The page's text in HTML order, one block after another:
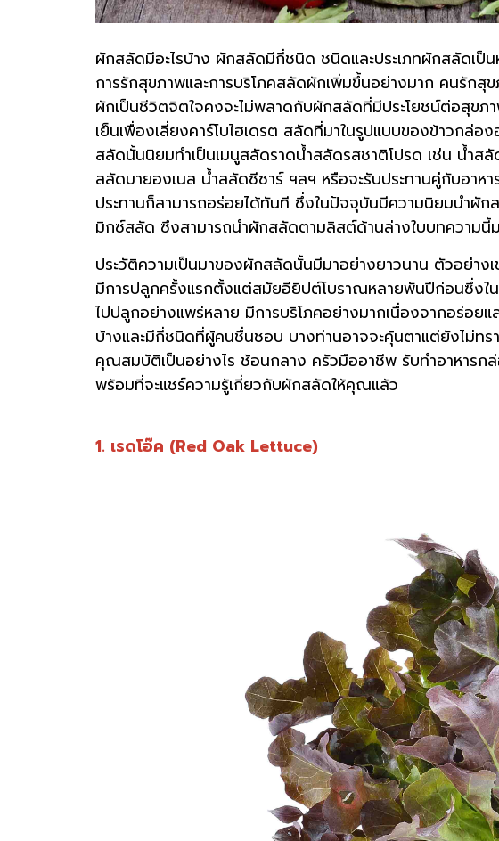
ผักสลัดมีอะไรบ้าง ผักสลัดมีกี่ชนิด ชนิดและประเภทผักสลัดเป็
การรักสุขภาพและการบริโภคสลัดผักเพิ่มขึ้นอย่างมาก คนรักสุ
ผักเป็นชีวิตจิตใจคงจะไม่พลาดกับผักสลัดที่มีประโยชน์ต่อสุขภ
เย็นเพื่องเลี่ยงคาร์โบไฮเดรต สลัดที่มาในรูปแบบของข้าวกล่
สลัดนั้นนิยมทำเป็นเมนูสลัดราดน้ำสลัดรสชาติโปรด เช่น น้ำ
สลัดมายองเนส น้ำสลัดซีซาร์ ฯลฯ หรือจะรับประทานคู่กับอา
ประทานก็สามารถอร่อยได้ทันที ซึ่งในปัจจุบันมีความนิยมนำผัก
มิกซ์สลัด ซึงสามารถนำผักสลัดตามลิสต์ด้านล่างใบบทความนี้
ประวัติความเป็นมาของผักสลัดนั้นมีมาอย่างยาวนาน ตัวอย่า
มีการปลูกครั้งแรกตั้งแต่สมัยอียิปต์โบราณหลายพันปีก่อนซึ่งใน
ไปปลูกอย่างแพร่หลาย มีการบริโภคอย่างมากเนื่องจากอร่อ
บ้างและมีกี่ชนิดที่ผู้คนชื่นชอบ บางท่านอาจจะคุ้นตาแต่ยังไม่ท
คุณสมบัติเป็นอย่างไร ช้อนกลาง ครัวมืออาชีพ รับทำอาหารก
พร้อมที่จะแชร์ความรู้เกี่ยวกับผักสลัดให้คุณแล้ว
1. เรดโอ๊ค (Red Oak Lettuce)